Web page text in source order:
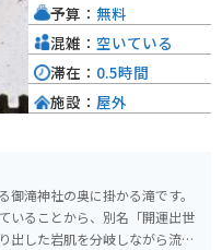
滝神社の奥に掛かる滝です。
いることから、別名「開運出世
出した岩肌を分岐しながら流れ
予算： 無料
混雑： 空いている
滞在： 0.5時間
施設： 屋外